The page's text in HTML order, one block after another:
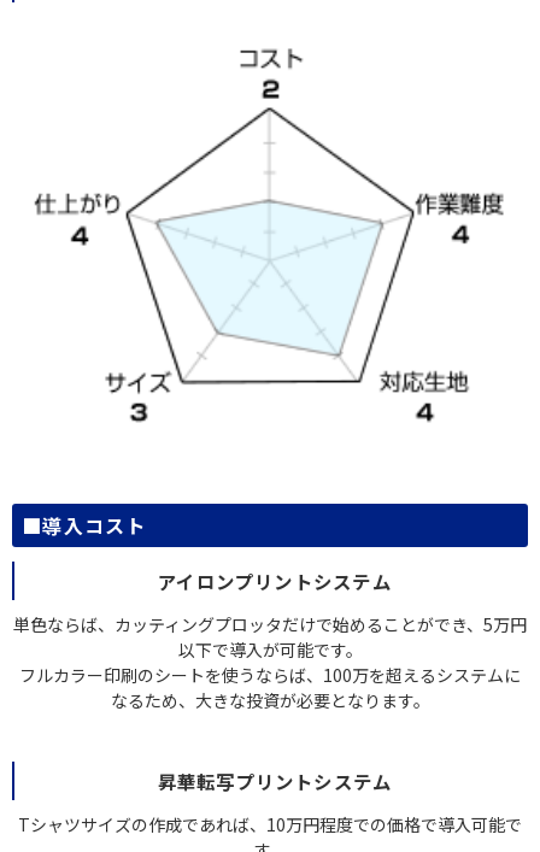
■導入コスト
アイロンプリントシステム
単色ならば、カッティングプロッタだけで始めることができ、5万円
以下で導入が可能です。
フルカラー印刷のシートを使うならば、100万を超えるシステムに
なるため、大きな投資が必要となります。
昇華転写プリントシステム
Tシャツサイズの作成であれば、10万円程度での価格で導入可能で